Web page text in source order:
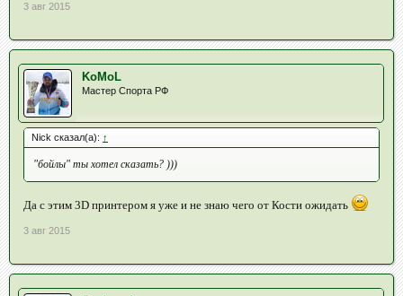
3 авг 2015
KoMoL
Мастер Спорта РФ
Nick сказал(а): ↑
"бойлы" ты хотел сказать? )))
Да с этим 3D принтером я уже и не знаю чего от Кости ожидать
3 авг 2015